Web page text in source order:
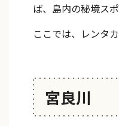
ば、島内の秘境ス
ここでは、レンタ
宮良川